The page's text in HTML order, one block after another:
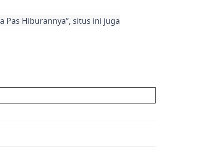
Pas Hiburannya”, situs ini juga